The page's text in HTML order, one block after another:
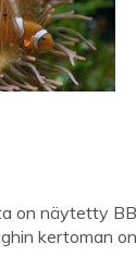
on näytetty
kertoman